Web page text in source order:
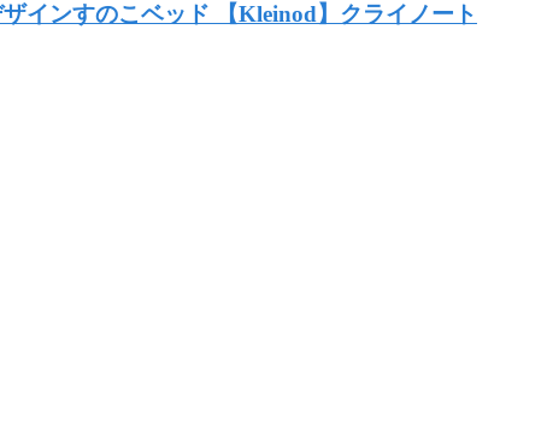
インすのこベッド 【Kleinod】クライノート